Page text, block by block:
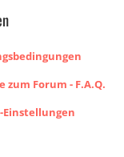
zum Forum - F.A.Q.
Einstellungen